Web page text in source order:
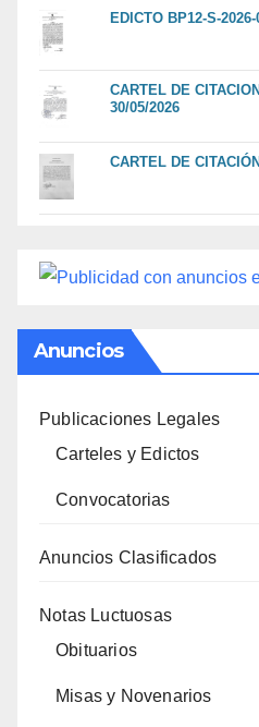
EDICTO BP12-S-2026-
CARTEL DE
30/05/2026
CARTEL DE
Anuncios
Publicaciones Legales
Carteles y Edictos
Convocatorias
Anuncios Clasificados
Notas Luctuosas
Obituarios
Misas y Novenarios